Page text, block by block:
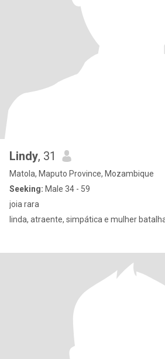
Lindy, 31
Matola, Maputo Province, Mozambique
Seeking: Male 34 - 59
joia rara
linda, atraente, simpática e mulher